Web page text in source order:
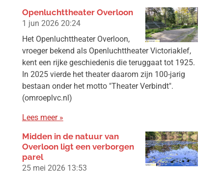
Openluchttheater Overloon
1 jun 2026 20:24
Het Openluchttheater Overloon,
vroeger bekend als Openluchttheater Victoriaklef,
kent een rijke geschiedenis die teruggaat tot 1925.
In 2025 vierde het theater daarom zijn 100-jarig
bestaan onder het motto "Theater Verbindt".
(omroeplvc.nl)
Lees meer »
Midden in de natuur van
Overloon ligt een verborgen
parel
25 mei 2026 13:53